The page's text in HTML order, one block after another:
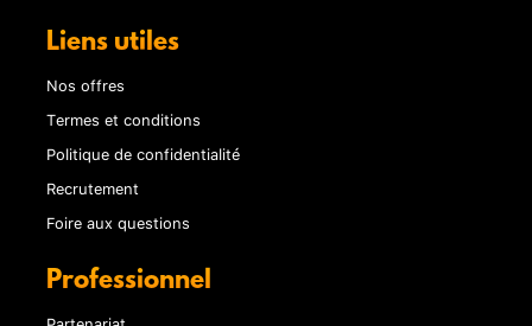
Liens utiles
Nos offres
Termes et conditions
Politique de confidentialité
Recrutement
Foire aux questions
Professionnel